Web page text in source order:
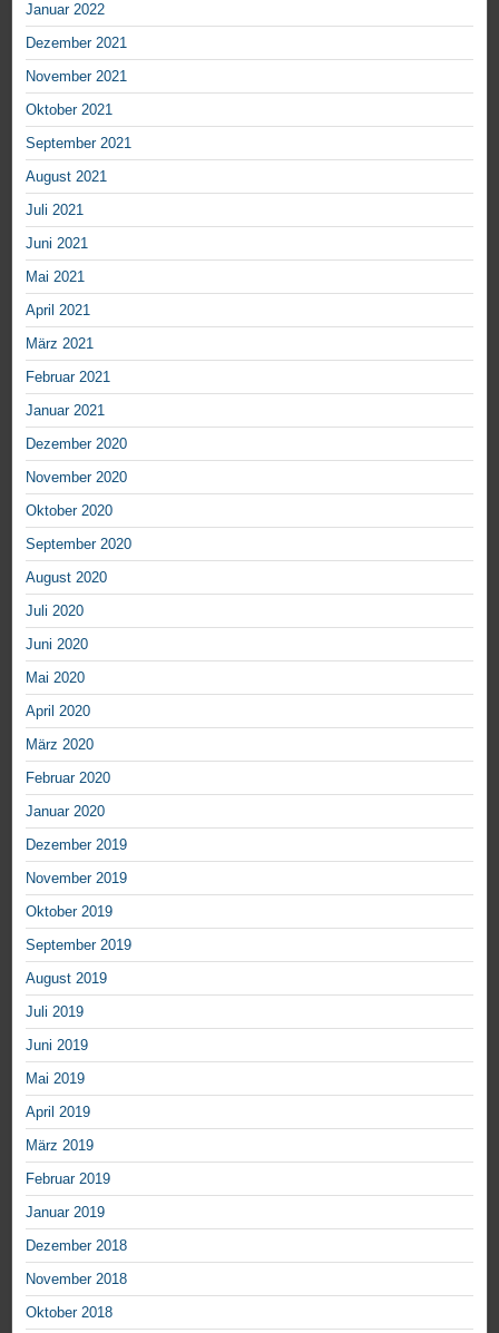
Januar 2022
Dezember 2021
November 2021
Oktober 2021
September 2021
August 2021
Juli 2021
Juni 2021
Mai 2021
April 2021
März 2021
Februar 2021
Januar 2021
Dezember 2020
November 2020
Oktober 2020
September 2020
August 2020
Juli 2020
Juni 2020
Mai 2020
April 2020
März 2020
Februar 2020
Januar 2020
Dezember 2019
November 2019
Oktober 2019
September 2019
August 2019
Juli 2019
Juni 2019
Mai 2019
April 2019
März 2019
Februar 2019
Januar 2019
Dezember 2018
November 2018
Oktober 2018